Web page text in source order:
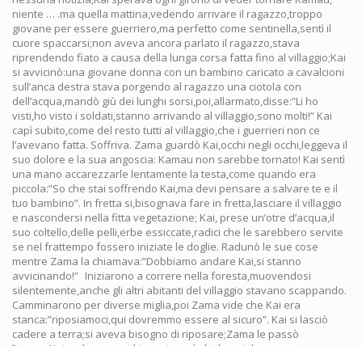
niente … .ma quella mattina,vedendo arrivare il ragazzo,troppo
giovane per essere guerriero,ma perfetto come sentinella,sentì il
cuore spaccarsi;non aveva ancora parlato il ragazzo,stava
riprendendo fiato a causa della lunga corsa fatta fino al villaggio;Kai
si avvicinò:una giovane donna con un bambino caricato a cavalcioni
sull’anca destra stava porgendo al ragazzo una ciotola con
dell’acqua,mandò giù dei lunghi sorsi,poi,allarmato,disse:”Li ho
visti,ho visto i soldati,stanno arrivando al villaggio,sono molti!” Kai
capì subito,come del resto tutti al villaggio,che i guerrieri non ce
l’avevano fatta. Soffriva. Zama guardò Kai,occhi negli occhi,leggeva il
suo dolore e la sua angoscia: Kamau non sarebbe tornato! Kai sentì
una mano accarezzarle lentamente la testa,come quando era
piccola:”So che stai soffrendo Kai,ma devi pensare a salvare te e il
tuo bambino”. In fretta si,bisognava fare in fretta,lasciare il villaggio
e nascondersi nella fitta vegetazione; Kai, prese un’otre d’acqua,il
suo coltello,delle pelli,erbe essiccate,radici che le sarebbero servite
se nel frattempo fossero iniziate le doglie. Radunò le sue cose
mentre Zama la chiamava:”Dobbiamo andare Kai,si stanno
avvicinando!” Iniziarono a correre nella foresta,muovendosi
silentemente,anche gli altri abitanti del villaggio stavano scappando.
Camminarono per diverse miglia,poi Zama vide che Kai era
stanca:”riposiamoci,qui dovremmo essere al sicuro”. Kai si lasciò
cadere a terra;si aveva bisogno di riposare;Zama le passò